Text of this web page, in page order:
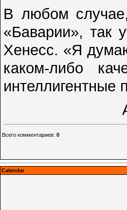
В любом
«Баварии», так
Хенесс. «Я
каком-либо
интеллигентные
Всего комментариев: 0
Calendar